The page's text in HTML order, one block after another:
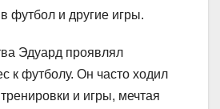
футбол и другие игры.
Эдуард проявлял
к футболу. Он часто ходил
и игры, мечтая